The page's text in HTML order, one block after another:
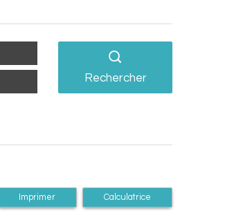
Rechercher
Imprimer Calculatrice